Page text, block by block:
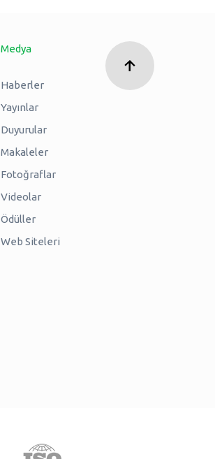
Medya
Haberler
Yayınlar
Duyurular
Makaleler
Fotoğraflar
Videolar
Ödüller
Web Siteleri